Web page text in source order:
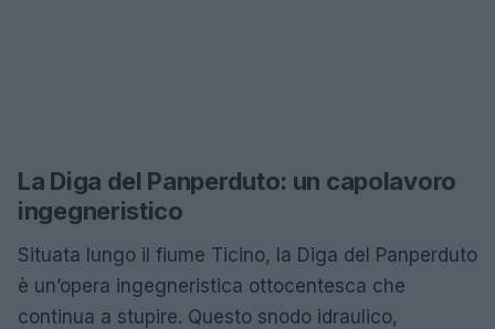
La Diga del Panperduto: un capolavoro
ingegneristico
Situata lungo il fiume Ticino, la Diga del Panperduto
è un’opera ingegneristica ottocentesca che
continua a stupire. Questo snodo idraulico,